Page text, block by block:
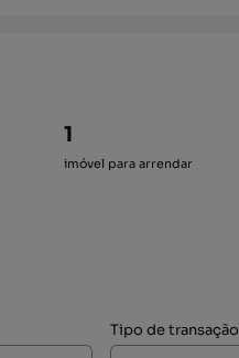
1
imóvel para arrendar
Tipo de transação